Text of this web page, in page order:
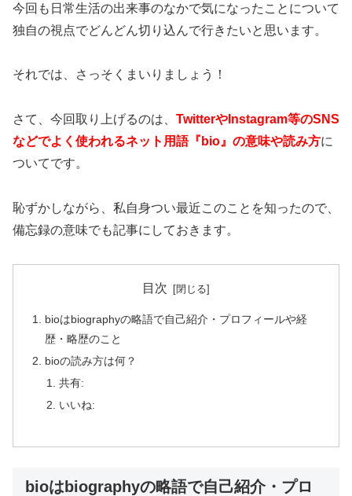
今回も日常生活の出来事のなかで気になったことについて
独自の視点でどんどん切り込んで行きたいと思います。
それでは、さっそくまいりましょう！
さて、今回取り上げるのは、 TwitterやInstagram等のSNS
などでよく使われるネット用語『bio』の意味や読み方に
ついてです。
恥ずかしながら、私自身つい最近このことを知ったので、
備忘録の意味でも記事にしておきます。
目次
bioはbiographyの略語で自己紹介・プロフィールや経
歴・略歴のこと
bioの読み方は何？
共有:
いいね:
bioはbiographyの略語で自己紹介・プロ